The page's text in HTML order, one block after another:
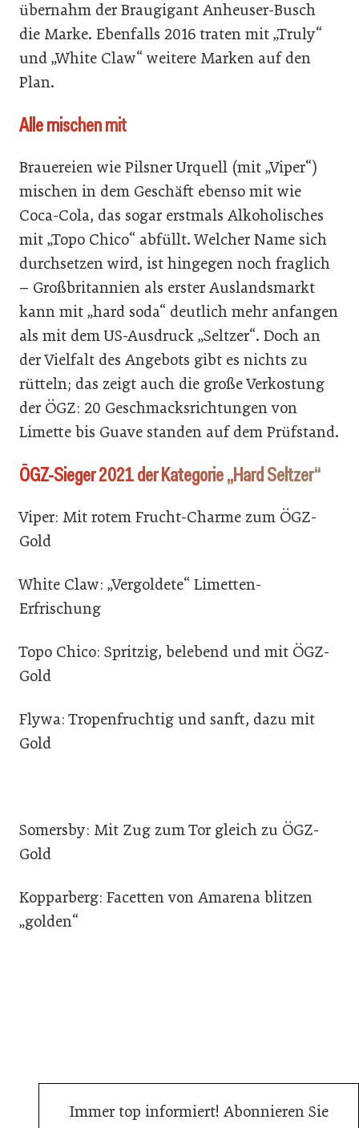
übernahm der Braugigant Anheuser-Busch
die Marke. Ebenfalls 2016 traten mit „Truly“
und „White Claw“ weitere Marken auf den
Plan.
Alle mischen mit
Brauereien wie Pilsner Urquell (mit „Viper“)
mischen in dem Geschäft ebenso mit wie
Coca-Cola, das sogar erstmals Alkoholisches
mit „Topo Chico“ abfüllt. Welcher Name sich
durchsetzen wird, ist hingegen noch fraglich
– Großbritannien als erster Auslandsmarkt
kann mit „hard soda“ deutlich mehr anfangen
als mit dem US-Ausdruck „Seltzer“. Doch an
der Vielfalt des Angebots gibt es nichts zu
rütteln; das zeigt auch die große Verkostung
der ÖGZ: 20 Geschmacksrichtungen von
Limette bis Guave standen auf dem Prüfstand.
ÖGZ-Sieger 2021 der Kategorie „Hard Seltzer“
Viper: Mit rotem Frucht-Charme zum ÖGZ-
Gold
White Claw: „Vergoldete“ Limetten-
Erfrischung
Topo Chico: Spritzig, belebend und mit ÖGZ-
Gold
Flywa: Tropenfruchtig und sanft, dazu mit
Gold
Somersby: Mit Zug zum Tor gleich zu ÖGZ-
Gold
Kopparberg: Facetten von Amarena blitzen
„golden“
Immer top informiert! Abonnieren Sie